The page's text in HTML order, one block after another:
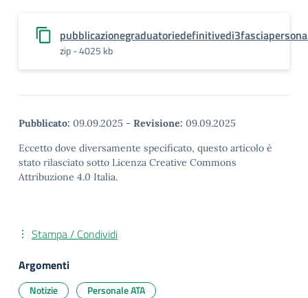
zip - 4025 kb
Pubblicato: 09.09.2025 - Revisione: 09.09.2025
Eccetto dove diversamente specificato, questo articolo è
stato rilasciato sotto Licenza Creative Commons
Attribuzione 4.0 Italia.
Stampa / Condividi
Argomenti
Notizie Personale ATA